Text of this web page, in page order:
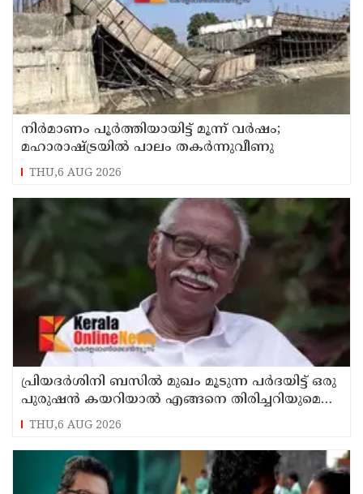
നിർമാണം പൂർത്തിയായിട്ട് മൂന്ന് വർഷം;
മഹാരാഷ്ട്രയിൽ പാലം തകർന്നുവീണു
THU,6 AUG 2026
പ്രിയദർശിനി ബസിൽ മുഖം മൂടുന്ന പർദയിട്ട് ഒരു
പുരുഷൻ കയറിയാൽ എങ്ങനെ തിരിച്ചറിയുമെന്ന്
എംഎൻ കാരശ്ശേരി
THU,6 AUG 2026